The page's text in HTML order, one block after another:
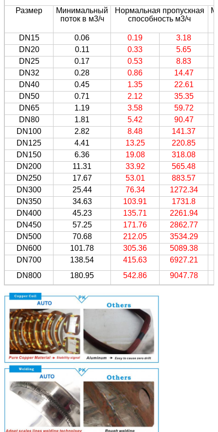
Размер
Минимальный
поток в м3/ч
Нормальная пропускная
способность м3/ч
DN15 0.06 0.19
3.18
DN20
0.11 0.33
5.65
DN25
0.17 0.53
8.83
DN32
0.28 0.86
14.47
DN40
0.45 1.35
22.61
DN50
0.71 2.12
35.35
DN65
1.19 3.58
59.72
DN80
1.81 5.42
90.47
DN100
2.82 8.48
141.37
DN125
4.41 13.25
220.85
DN150
6.36 19.08
318.08
DN200
11.31 33.92
565.48
DN250
17.67 53.01
883.57
DN300
25.44 76.34
1272.34
DN350
34.63 103.91
1731.8
DN400
45.23 135.71
2261.94
DN450
57.25 171.76
2862.77
DN500
70.68 212.05
3534.29
DN600
101.78 305.36
5089.38
DN700
138.54 415.63
6927.21
DN800
180.95 542.86 9047.78